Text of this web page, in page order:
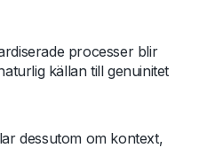
processer blir
källan till genuinitet
dessutom om kontext,